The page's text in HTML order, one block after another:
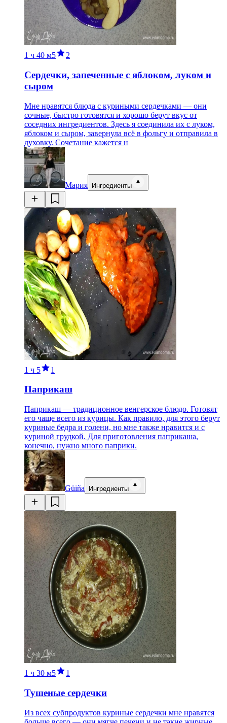
1 ч 40 м5 2
Сердечки, запеченные с яблоком, луком и
сыром
Мне нравятся блюда с куриными сердечками — они
сочные, быстро готовятся и хорошо берут вкус от
соседних ингредиентов. Здесь я соединила их с луком,
яблоком и сыром, завернула всё в фольгу и отправила в
духовку. Сочетание кажется н
Мария Ингредиенты
1 ч 5 1
Паприкаш
Паприкаш — традиционное венгерское блюдо. Готовят
его чаще всего из курицы. Как правило, для этого берут
куриные бедра и голени, но мне также нравится и с
куриной грудкой. Для приготовления паприкаша,
конечно, нужно много паприки.
Güiña Ингредиенты
1 ч 30 м5 1
Тушеные сердечки
Из всех субпродуктов куриные сердечки мне нравятся